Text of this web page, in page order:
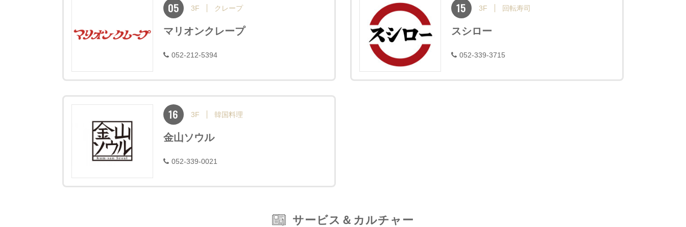
05 3F クレープ
マリオンクレープ
052-212-5394
15 3F 回転寿司
スシロー
052-339-3715
16 3F 韓国料理
金山ソウル
052-339-0021
サービス＆カルチャー